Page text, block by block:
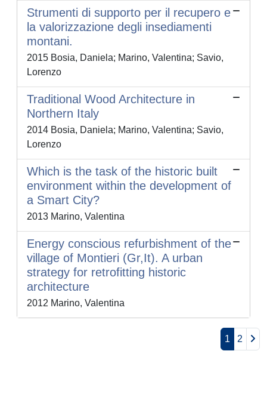
Strumenti di supporto per il recupero e
la valorizzazione degli insediamenti
montani.
2015 Bosia, Daniela; Marino, Valentina; Savio,
Lorenzo
Traditional Wood Architecture in
Northern Italy
2014 Bosia, Daniela; Marino, Valentina; Savio,
Lorenzo
Which is the task of the historic built
environment within the development of
a Smart City?
2013 Marino, Valentina
Energy conscious refurbishment of the
village of Montieri (Gr,It). A urban
strategy for retrofitting historic
architecture
2012 Marino, Valentina
1 2